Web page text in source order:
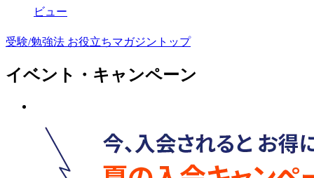
ビュー
受験/勉強法 お役立ちマガジントップ
イベント・キャンペーン